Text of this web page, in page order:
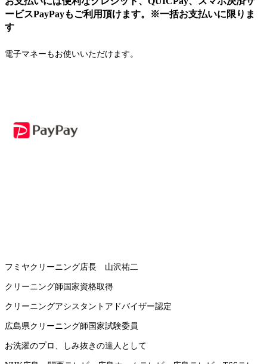
ービスPayPayもご利用頂けます。※一括お支払いに限りま
す
電子マネーもお使いいただけます。
フミヤクリーニング店長 山沢祐二
クリーニング師国家資格取得
クリーニングアシスタントアドバイザー認定
広島県クリーニング師国家試験委員
お洗濯のプロ、しみ抜きの達人として